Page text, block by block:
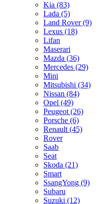
Kia (83)
Lada (5)
Land Rover(9)
Lexus (18)
Lifan
Maserari
Mazda (36)
Mercedes (29)
Mini
Mitsubishi (34)
Nissan (84)
Opel (49)
Peugeot (26)
Porsche (6)
Renault (45)
Rover
Saab
Seat
Skoda (21)
Smart
SsangYong (9)
Subaru
Suzuki (12)